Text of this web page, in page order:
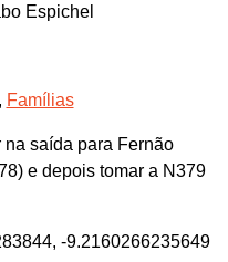
Espichel
Famílias
na saída para Fernão
e depois tomar a N379
-9.2160266235649